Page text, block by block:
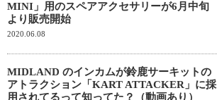
MINI」用のスペアアクセサリーが6月中旬
より販売開始
2020.06.08
MIDLAND のインカムが鈴鹿サーキットの
アトラクション「KART ATTACKER」に採
用されてるって知ってた？（動画あり）